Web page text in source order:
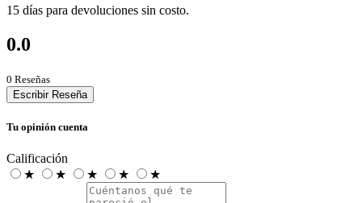
15 días para devoluciones sin costo.
0.0
0 Reseñas
Escribir Reseña
Tu opinión cuenta
Calificación
★
★ ★ ★ ★